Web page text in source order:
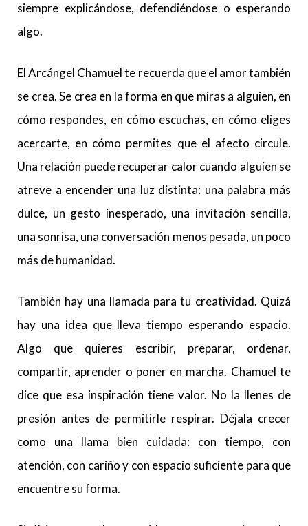
siempre explicándose, defendiéndose o esperando
algo.
El Arcángel Chamuel te recuerda que el amor también
se crea. Se crea en la forma en que miras a alguien, en
cómo respondes, en cómo escuchas, en cómo eliges
acercarte, en cómo permites que el afecto circule.
Una relación puede recuperar calor cuando alguien se
atreve a encender una luz distinta: una palabra más
dulce, un gesto inesperado, una invitación sencilla,
una sonrisa, una conversación menos pesada, un poco
más de humanidad.
También hay una llamada para tu creatividad. Quizá
hay una idea que lleva tiempo esperando espacio.
Algo que quieres escribir, preparar, ordenar,
compartir, aprender o poner en marcha. Chamuel te
dice que esa inspiración tiene valor. No la llenes de
presión antes de permitirle respirar. Déjala crecer
como una llama bien cuidada: con tiempo, con
atención, con cariño y con espacio suficiente para que
encuentre su forma.